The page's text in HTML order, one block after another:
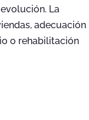
La
adecuación
o rehabilitación